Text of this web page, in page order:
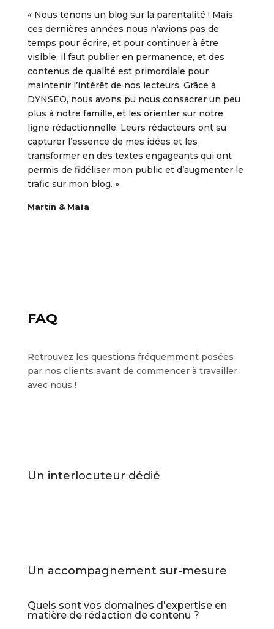
« Nous tenons un blog sur la parentalité ! Mais
ces dernières années nous n’avions pas de
temps pour écrire, et pour continuer à être
visible, il faut publier en permanence, et des
contenus de qualité est primordiale pour
maintenir l’intérêt de nos lecteurs. Grâce à
DYNSEO, nous avons pu nous consacrer un peu
plus à notre famille, et les orienter sur notre
ligne rédactionnelle. Leurs rédacteurs ont su
capturer l’essence de mes idées et les
transformer en des textes engageants qui ont
permis de fidéliser mon public et d’augmenter le
trafic sur mon blog. »
Martin & Maïa
FAQ
Retrouvez les questions fréquemment posées
par nos clients avant de commencer à travailler
avec nous !
Un interlocuteur dédié
Un accompagnement sur-mesure
Quels sont vos domaines d'expertise en
matière de rédaction de contenu ?